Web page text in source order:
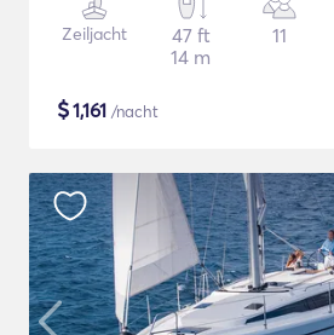
Zeiljacht
47 ft
14 m
11
$1,161 /nacht